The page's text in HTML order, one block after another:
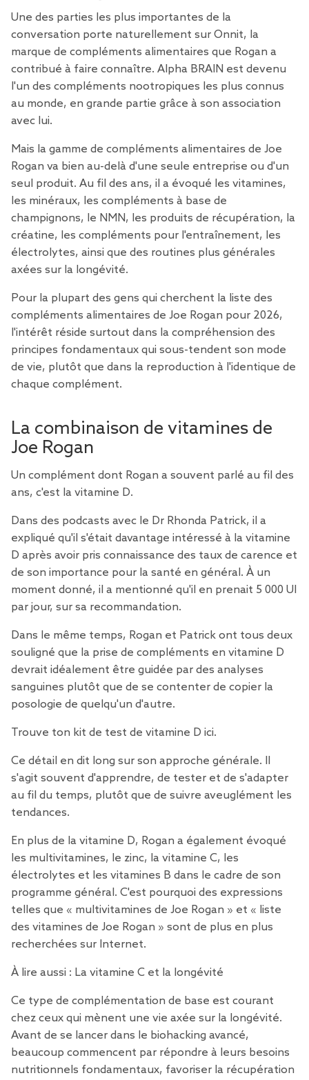
Une des parties les plus importantes de la
conversation porte naturellement sur Onnit, la
marque de compléments alimentaires que Rogan a
contribué à faire connaître. Alpha BRAIN est devenu
l'un des compléments nootropiques les plus connus
au monde, en grande partie grâce à son association
avec lui.
Mais la gamme de compléments alimentaires de Joe
Rogan va bien au-delà d'une seule entreprise ou d'un
seul produit. Au fil des ans, il a évoqué les vitamines,
les minéraux, les compléments à base de
champignons, le NMN, les produits de récupération, la
créatine, les compléments pour l'entraînement, les
électrolytes, ainsi que des routines plus générales
axées sur la longévité.
Pour la plupart des gens qui cherchent la liste des
compléments alimentaires de Joe Rogan pour 2026,
l'intérêt réside surtout dans la compréhension des
principes fondamentaux qui sous-tendent son mode
de vie, plutôt que dans la reproduction à l'identique de
chaque complément.
La combinaison de vitamines de
Joe Rogan
Un complément dont Rogan a souvent parlé au fil des
ans, c'est la vitamine D.
Dans des podcasts avec le Dr Rhonda Patrick, il a
expliqué qu'il s'était davantage intéressé à la vitamine
D après avoir pris connaissance des taux de carence et
de son importance pour la santé en général. À un
moment donné, il a mentionné qu'il en prenait 5 000 UI
par jour, sur sa recommandation.
Dans le même temps, Rogan et Patrick ont tous deux
souligné que la prise de compléments en vitamine D
devrait idéalement être guidée par des analyses
sanguines plutôt que de se contenter de copier la
posologie de quelqu'un d'autre.
Trouve ton kit de test de vitamine D ici.
Ce détail en dit long sur son approche générale. Il
s'agit souvent d'apprendre, de tester et de s'adapter
au fil du temps, plutôt que de suivre aveuglément les
tendances.
En plus de la vitamine D, Rogan a également évoqué
les multivitamines, le zinc, la vitamine C, les
électrolytes et les vitamines B dans le cadre de son
programme général. C'est pourquoi des expressions
telles que « multivitamines de Joe Rogan » et « liste
des vitamines de Joe Rogan » sont de plus en plus
recherchées sur Internet.
À lire aussi : La vitamine C et la longévité
Ce type de complémentation de base est courant
chez ceux qui mènent une vie axée sur la longévité.
Avant de se lancer dans le biohacking avancé,
beaucoup commencent par répondre à leurs besoins
nutritionnels fondamentaux, favoriser la récupération